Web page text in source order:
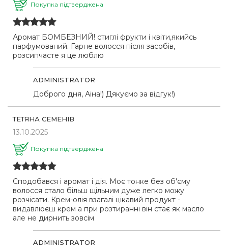
Покупка підтверджена
Аромат БОМБЕЗНИЙ! стиглі фрукти і квіти,якийсь
парфумований. Гарне волосся після засобів,
розсипчасте я це люблю
ADMINISTRATOR
Доброго дня, Аіна!) Дякуємо за відгук!)
ТЕТЯНА СЕМЕНІВ
13.10.2025
Покупка підтверджена
Сподобався і аромат і дія. Моє тонке без об'єму
волосся стало більш щільним дуже легко можу
розчісати. Крем-олія взагалі цікавий продукт -
видавлюєш крем а при розтиранні він стає як масло
але не дирнить зовсім
ADMINISTRATOR